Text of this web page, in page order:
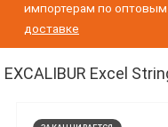
импортерам по
доставке
EXCALIBUR Excel